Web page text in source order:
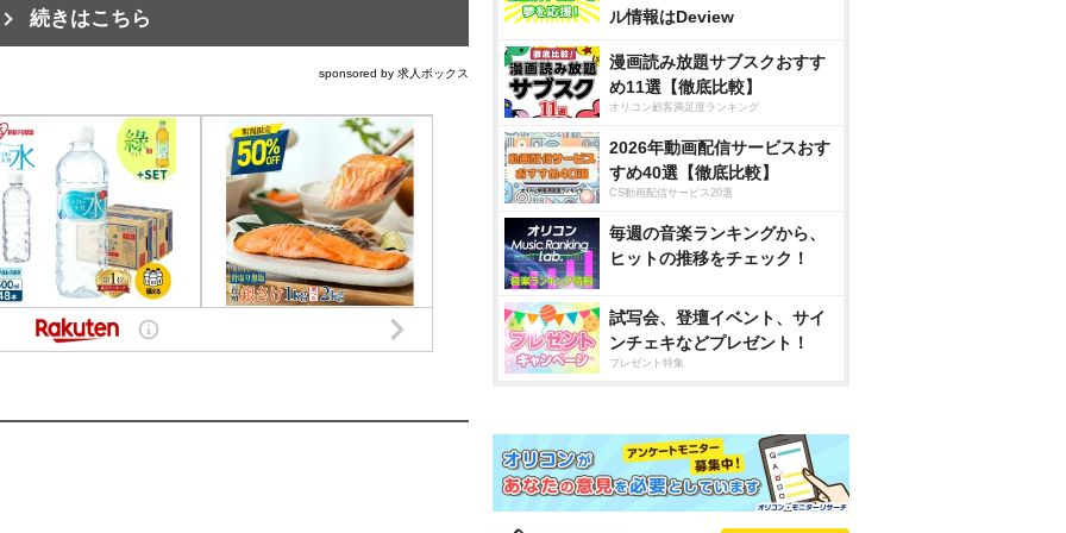
続きはこちら
sponsored by 求人ボックス
ル情報はDeview
漫画読み放題サブスクおすす
め11選【徹底比較】
オリコン顧客満足度ランキング
2026年動画配信サービスおす
すめ40選【徹底比較】
CS動画配信サービス20選
毎週の音楽ランキングから、
ヒットの推移をチェック！
試写会、登壇イベント、サイ
ンチェキなどプレゼント！
プレゼント特集